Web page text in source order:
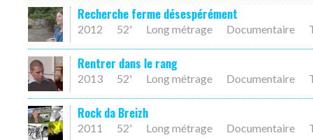
Recherche ferme désespérément
2012 52' Long métrage Documentaire
Rentrer dans le rang
2013 52' Long métrage Documentaire
Rock da Breizh
2011 52' Long métrage Documentaire